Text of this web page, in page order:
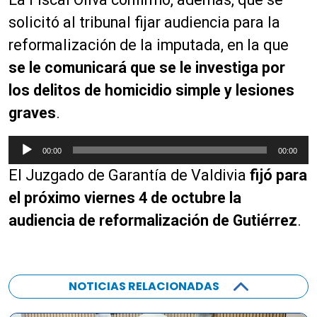
solicitó al tribunal fijar audiencia para la
reformalización de la imputada, en la que
se le comunicará que se le investiga por
los delitos de homicidio simple y lesiones
graves.
e
p
r
d
t
o
r
00:00 00:00
El Juzgado de Garantía de Valdivia fijó para
el próximo viernes 4 de octubre la
audiencia de reformalización de Gutiérrez.
NOTICIAS RELACIONADAS